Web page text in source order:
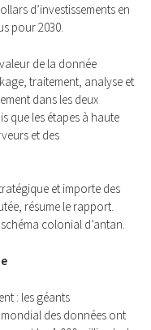
d’investissements en
pour 2030.
de la donnée
traitement, analyse et
dans les deux
que les étapes à haute
et des
et importe des
résume le rapport.
colonial d’antan.
: les géants
des données ont